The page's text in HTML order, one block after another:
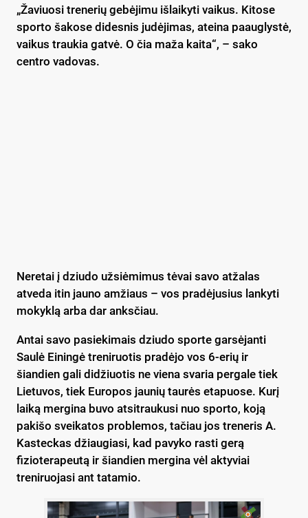
„Žaviuosi trenerių gebėjimu išlaikyti vaikus. Kitose
sporto šakose didesnis judėjimas, ateina paauglystė,
vaikus traukia gatvė. O čia maža kaita“, – sako
centro vadovas.
Neretai į dziudo užsiėmimus tėvai savo atžalas
atveda itin jauno amžiaus – vos pradėjusius lankyti
mokyklą arba dar anksčiau.
Antai savo pasiekimais dziudo sporte garsėjanti
Saulė Einingė treniruotis pradėjo vos 6-erių ir
šiandien gali didžiuotis ne viena svaria pergale tiek
Lietuvos, tiek Europos jaunių taurės etapuose. Kurį
laiką mergina buvo atsitraukusi nuo sporto, koją
pakišo sveikatos problemos, tačiau jos treneris A.
Kasteckas džiaugiasi, kad pavyko rasti gerą
fizioterapeutą ir šiandien mergina vėl aktyviai
treniruojasi ant tatamio.